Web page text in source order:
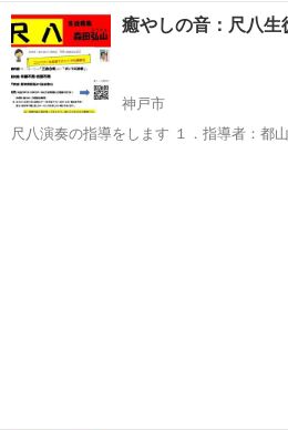
女性の方はいらっしゃるのですが男性が
和気あいあいと歌いませんか？ 月2回のレッスンです。 第3土曜日の夕
方と、もう１回はその都度決...
兵庫 加古川市 その他 コーラス
癒やしの音：尺八生
神戸市
尺八演奏の指導をします １．指導者：都